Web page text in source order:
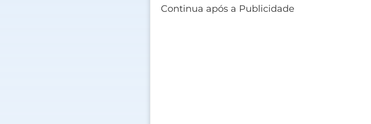
Continua após a Publicidade